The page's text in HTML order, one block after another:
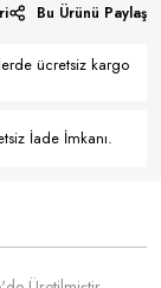
Bu Ürünü Paylaş
ücretsiz kargo
İade İmkanı.